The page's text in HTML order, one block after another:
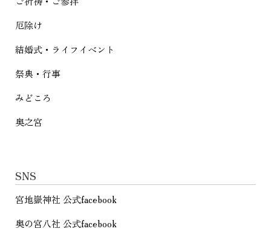
厄除け
結婚式・ライフイベント
祭典・行事
みどころ
奥之宮
SNS
宮地嶽神社 公式facebook
奥の宮八社 公式facebook